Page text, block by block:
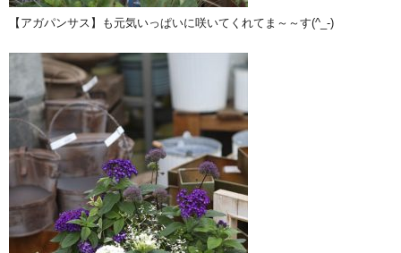
【アガパンサス】も元気いっぱいに咲いてくれてま～～す(^_-)